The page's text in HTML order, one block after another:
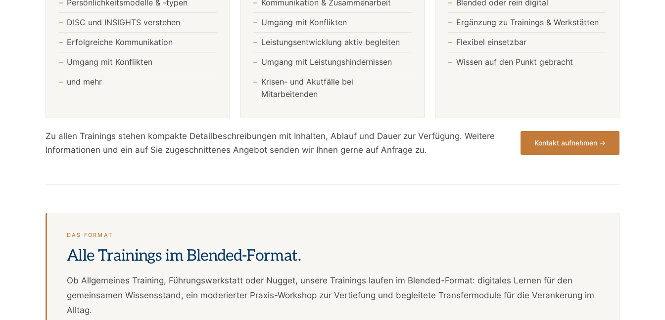
Persönlichkeitsmodelle & -typen
DISC und INSIGHTS verstehen
Erfolgreiche Kommunikation
Umgang mit Konflikten
und mehr
Kommunikation & Zusammenarbeit
Umgang mit Konflikten
Leistungsentwicklung aktiv begleiten
Umgang mit Leistungshindernissen
Krisen- und Akutfälle bei
Mitarbeitenden
Blended oder rein digital
Ergänzung zu Trainings & Werkstätten
Flexibel einsetzbar
Wissen auf den Punkt gebracht
Zu allen Trainings stehen kompakte Detailbeschreibungen mit Inhalten, Ablauf und Dauer zur Verfügung. Weitere
Informationen und ein auf Sie zugeschnittenes Angebot senden wir Ihnen gerne auf Anfrage zu.
Kontakt aufnehmen →
DAS FORMAT
Alle Trainings im Blended-Format.
Ob Allgemeines Training, Führungswerkstatt oder Nugget, unsere Trainings laufen im Blended-Format: digitales Lernen für den
gemeinsamen Wissensstand, ein moderierter Praxis-Workshop zur Vertiefung und begleitete Transfermodule für die Verankerung im
Alltag.